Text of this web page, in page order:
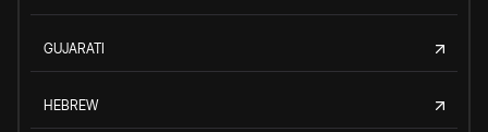
GUJARATI
HEBREW